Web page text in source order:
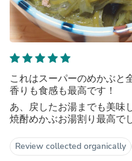
これはスーパーのめかぶと
香りも食感も最高です！
あ、戻したお湯までも美味
焼酎めかぶお湯割り︎︎最高でし
Review collected organically